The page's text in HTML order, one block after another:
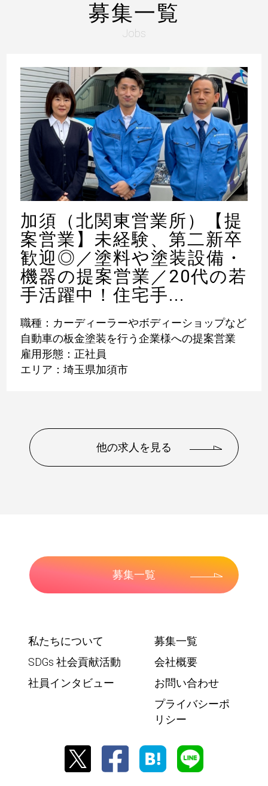
募集一覧
Jobs
加須（北関東営業所）【提
案営業】未経験、第二新卒
歓迎◎／塗料や塗装設備・
機器の提案営業／20代の若
手活躍中！住宅手...
職種：カーディーラーやボディーショップなど
自動車の板金塗装を行う企業様への提案営業
雇用形態：正社員
エリア：埼玉県加須市
他の求人を見る
募集一覧
私たちについて
SDGs 社会貢献活動
社員インタビュー
募集一覧
会社概要
お問い合わせ
プライバシーポ
リシー